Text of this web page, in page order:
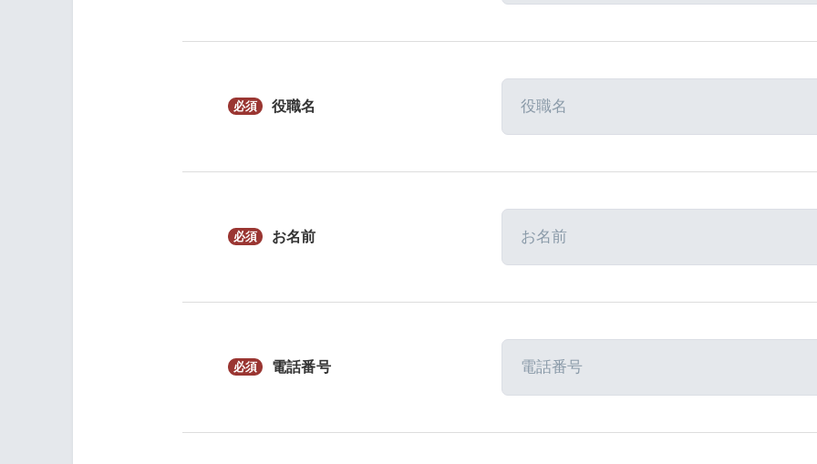
役職名
お名前
電話番号